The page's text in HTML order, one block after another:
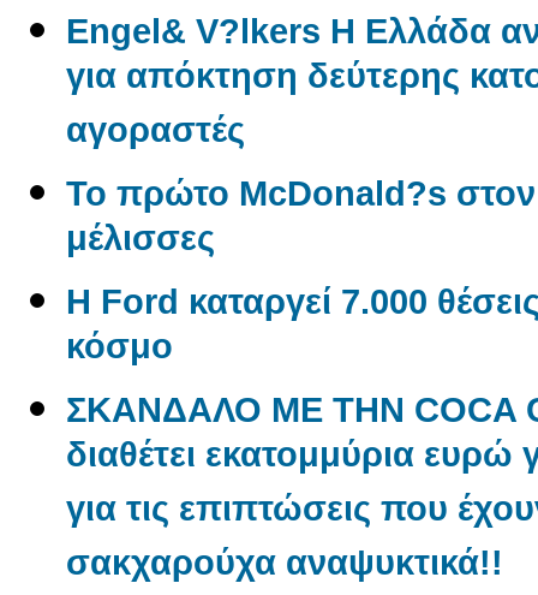
Engel& V?lkers Η Ελλάδα
για απόκτηση δεύτερης
αγοραστές
Το πρώτο McDonald?s
μέλισσες
Η Ford καταργεί 7.000
κόσμο
ΣΚΑΝΔΑΛΟ ΜΕ ΤΗΝ COCA
διαθέτει εκατομμύρια ευρώ
για τις επιπτώσεις που
σακχαρούχα αναψυκτικά!!